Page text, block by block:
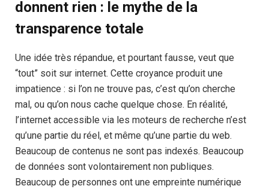
donnent rien : le mythe de la
transparence totale
Une idée très répandue, et pourtant fausse, veut que
“tout” soit sur internet. Cette croyance produit une
impatience : si l’on ne trouve pas, c’est qu’on cherche
mal, ou qu’on nous cache quelque chose. En réalité,
l’internet accessible via les moteurs de recherche n’est
qu’une partie du réel, et même qu’une partie du web.
Beaucoup de contenus ne sont pas indexés. Beaucoup
de données sont volontairement non publiques.
Beaucoup de personnes ont une empreinte numérique